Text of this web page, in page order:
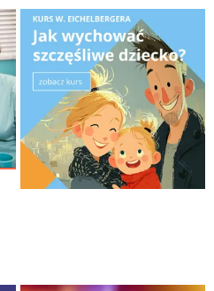
Śląsk
Kraków
Południe
Północ
Wszystkie